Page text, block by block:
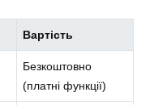
Вартість
Безкоштовно
(платні функції)